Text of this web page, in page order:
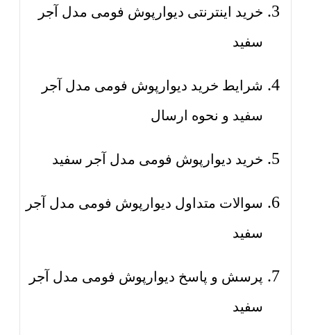
خرید اینترنتی دیوارپوش فومی مدل آجر
سفید
شرایط خرید دیوارپوش فومی مدل آجر
سفید و نحوه ارسال
خرید دیوارپوش فومی مدل آجر سفید
سوالات متداول دیوارپوش فومی مدل آجر
سفید
پرسش و پاسخ دیوارپوش فومی مدل آجر
سفید